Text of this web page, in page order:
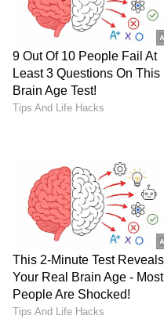
2,899ರೂ. ಕೊಟ್ಟರೆ
ತುಳುನಾಡಿನ
ಅವಕಾಶ ನೀಡುವುದಿಲ್ಲ